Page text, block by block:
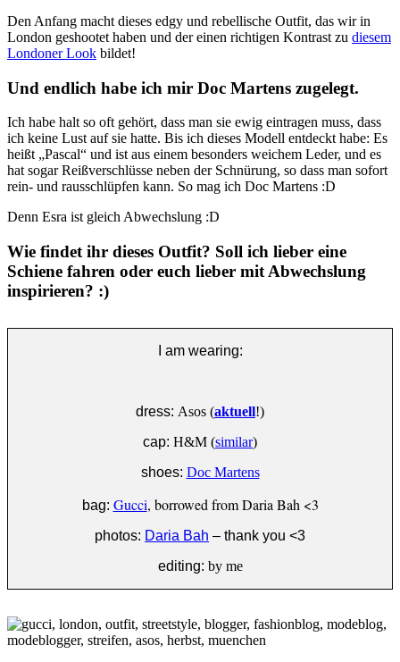
Den Anfang macht dieses edgy und rebellische Outfit, das wir in
London geshootet haben und der einen richtigen Kontrast zu diesem
Londoner Look bildet!
Und endlich habe ich mir Doc Martens zugelegt.
Ich habe halt so oft gehört, dass man sie ewig eintragen muss, dass
ich keine Lust auf sie hatte. Bis ich dieses Modell entdeckt habe: Es
heißt „Pascal“ und ist aus einem besonders weichem Leder, und es
hat sogar Reißverschlüsse neben der Schnürung, so dass man sofort
rein- und rausschlüpfen kann. So mag ich Doc Martens :D
Denn Esra ist gleich Abwechslung :D
Wie findet ihr dieses Outfit? Soll ich lieber eine
Schiene fahren oder euch lieber mit Abwechslung
inspirieren? :)
I am wearing:
dress: Asos (aktuell!)
cap: H&M (similar)
shoes: Doc Martens
bag: Gucci, borrowed from Daria Bah <3
photos: Daria Bah – thank you <3
editing: by me